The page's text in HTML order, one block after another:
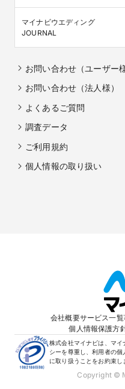
マイナビウエディング
JOURNAL
お問い合わせ（ユーザー様
お問い合わせ（法人様）
よくあるご質問
調査データ
ご利用規約
個人情報の取り扱い
会社概要サービス一覧
個人情報保護方
株式会社マイナビは、マ
シーを尊重し、利用者の
に取り扱うことをお約束し
Copyright ©